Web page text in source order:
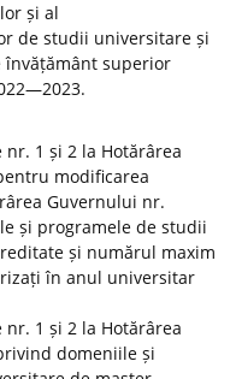
și al
de studii universitare și
superior
nr. 1 și 2 la Hotărârea
modificarea
Guvernului nr.
și programele de studii
și numărul maxim
în anul universitar
1 și 2 la Hotărârea
domeniile și